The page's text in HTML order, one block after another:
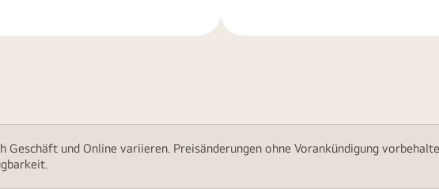
und Online variieren. Preisänderungen ohne Vorankündigung